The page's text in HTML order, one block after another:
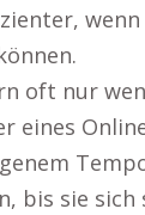
oft nur
eines
bis sie sich